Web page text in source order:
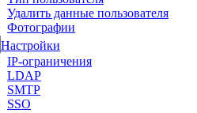
Удалить данные пользователя
Фотографии
Настройки
IP-ограничения
LDAP
SMTP
SSO